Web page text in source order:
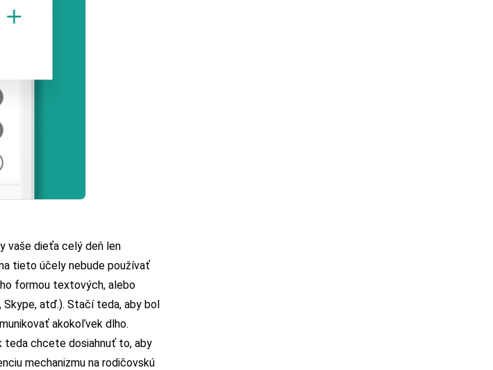
vaše dieťa celý deň len
tieto účely nebude používať
formou textových, alebo
atď.). Stačí teda, aby bol
akokoľvek dlho.
teda chcete dosiahnuť to, aby
mechanizmu na rodičovskú